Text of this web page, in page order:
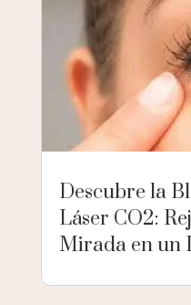
Descubre la
Láser CO2:
Mirada en un